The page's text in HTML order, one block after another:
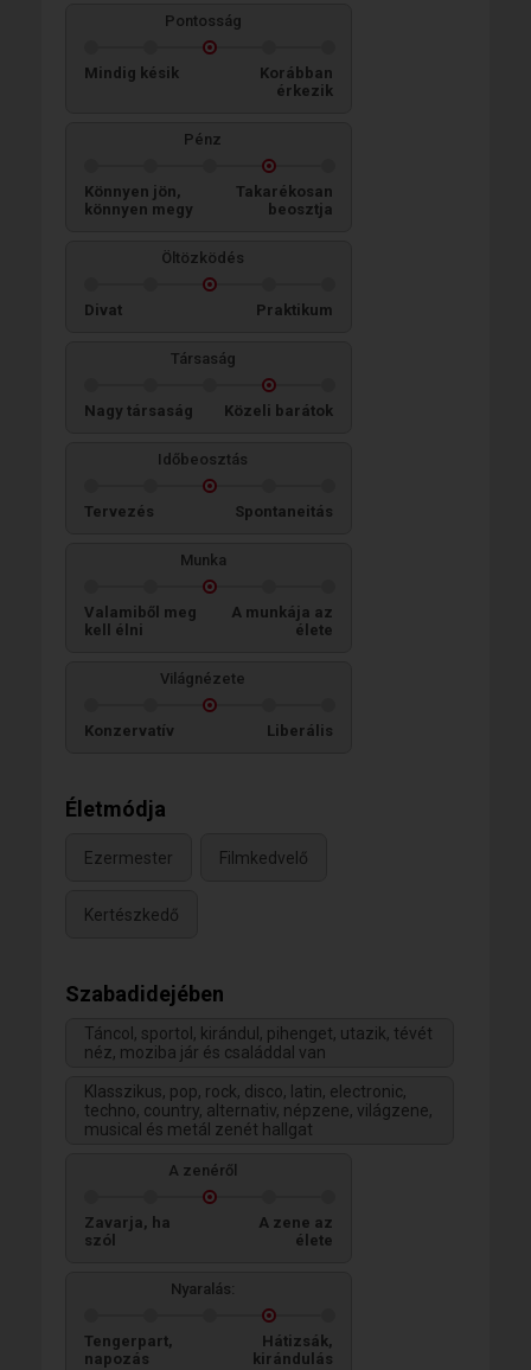
Pontosság
Mindig késik
Korábban
érkezik
Pénz
Könnyen jön,
könnyen megy
Takarékosan
beosztja
Öltözködés
Divat Praktikum
Társaság
Nagy társaság Közeli barátok
Időbeosztás
Tervezés Spontaneitás
Munka
Valamiből meg
kell élni
A munkája az
élete
Világnézete
Konzervatív Liberális
Életmódja
Ezermester Filmkedvelő
Kertészkedő
Szabadidejében
Táncol, sportol, kirándul, pihenget, utazik, tévét
néz, moziba jár és családdal van
Klasszikus, pop, rock, disco, latin, electronic,
techno, country, alternativ, népzene, világzene,
musical és metál zenét hallgat
A zenéről
Zavarja, ha
szól
A zene az
élete
Nyaralás:
Tengerpart,
napozás
Hátizsák,
kirándulás